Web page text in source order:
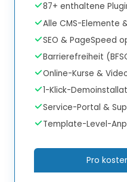
87+ enthaltene
Alle CMS-Elemente
SEO & PageSpeed
Barrierefreiheit
Online-Kurse &
1-Klick-
Service-Portal &
Template-Level-
Pro